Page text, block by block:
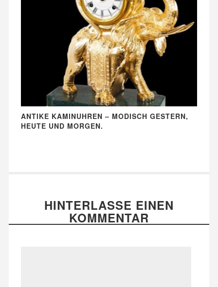
ANTIKE KAMINUHREN – MODISCH GESTERN,
HEUTE UND MORGEN.
HINTERLASSE EINEN
KOMMENTAR